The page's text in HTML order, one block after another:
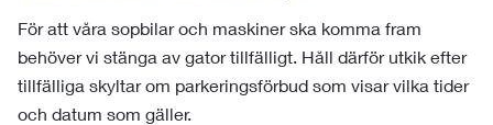
För att våra sopbilar och maskiner ska komma fram
behöver vi stänga av gator tillfälligt. Håll därför utkik efter
tillfälliga skyltar om parkeringsförbud som visar vilka tider
och datum som gäller.